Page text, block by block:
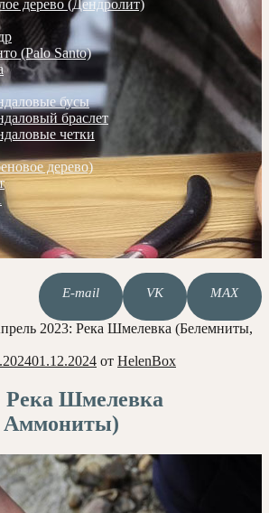
дерево (Дендролит)
(Palo Santo)
бусы
браслет
четки
дерево)
E-mail VK MAX
2023: Река Шмелевка (Белемниты,
01.12.2024 от HelenBox
Река Шмелевка
Аммониты)